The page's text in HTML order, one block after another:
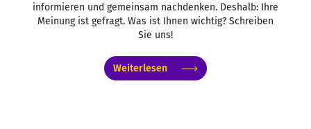
informieren und gemeinsam nachdenken. Deshalb: Ihre
Meinung ist gefragt. Was ist Ihnen wichtig? Schreiben
Sie uns!
Weiterlesen